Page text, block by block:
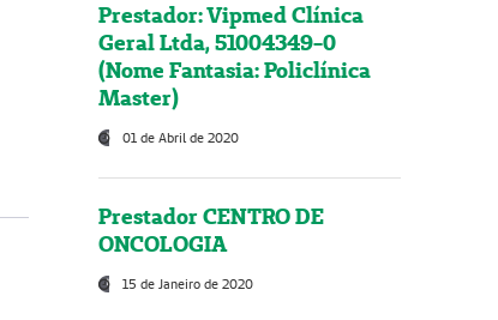
Prestador: Vipmed Clínica
Geral Ltda, 51004349-0
(Nome Fantasia: Policlínica
Master)
01 de Abril de 2020
Prestador CENTRO DE
ONCOLOGIA
15 de Janeiro de 2020